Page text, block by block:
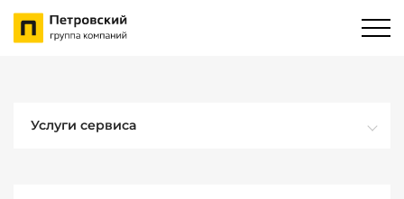
Услуги сервиса